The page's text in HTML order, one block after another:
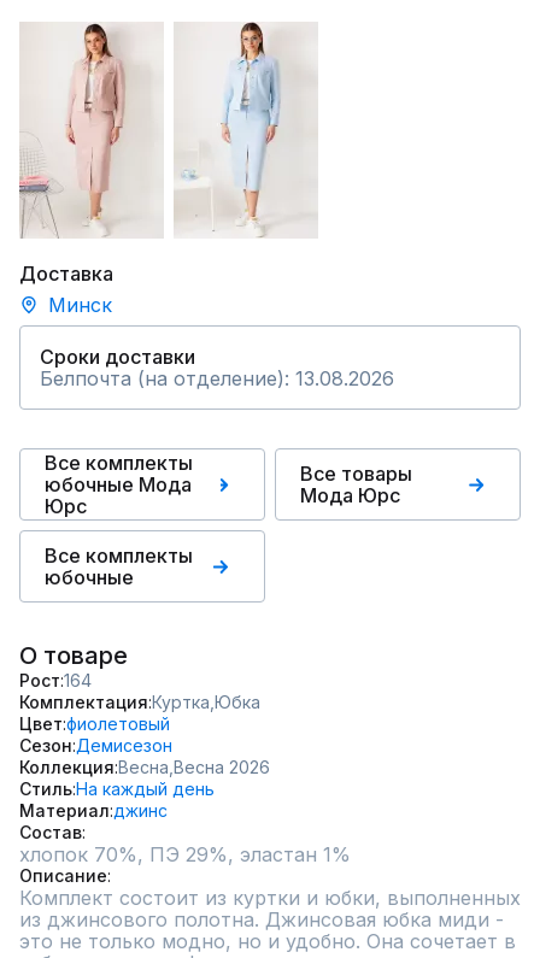
Доставка
Минск
Сроки доставки
Белпочта (на отделение): 13.08.2026
Все комплекты
юбочные Мода
Юрс
Все товары
Мода Юрс
Все комплекты
юбочные
О товаре
Рост 164
Комплектация Куртка, Юбка
Цвет фиолетовый
Сезон Демисезон
Коллекция Весна, Весна 2026
СтильНа каждый день
Материал джинс
Состав
хлопок 70%, ПЭ 29%, эластан 1%
Описание
Комплект состоит из куртки и юбки, выполненных
из джинсового полотна. Джинсовая юбка миди -
это не только модно, но и удобно. Она сочетает в